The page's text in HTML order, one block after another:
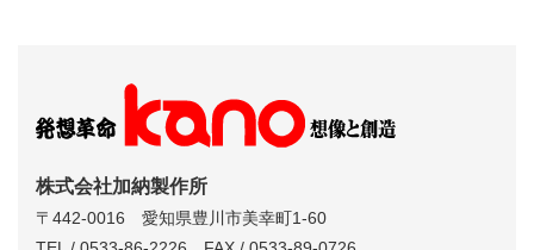
株式会社加納製作所
〒442-0016 愛知県豊川市美幸町1-60